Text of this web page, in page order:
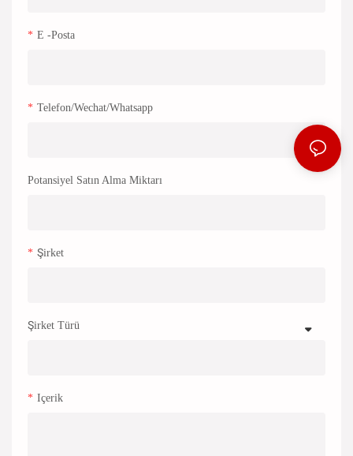
E -posta
Telefon/wechat/whatsapp
Potansiyel Satın Alma Miktarı
Şirket
Şirket Türü
Içerik